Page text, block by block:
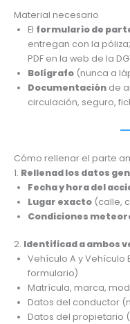
Material necesario
El formulario de
entregan con la
PDF en la web de la
Bolígrafo (nunca a
Documentación de
circulación, seguro,
Cómo rellenar el parte
1. Rellenad los datos
Fecha y hora del
Lugar exacto (calle,
Condiciones
2. Identificad a ambos
Vehículo A y Vehículo
formulario)
Matrícula, marca,
Datos del conductor
Datos del propietario